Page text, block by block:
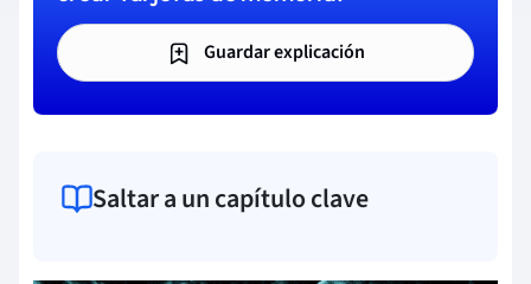
Guardar explicación
Saltar a un capítulo clave